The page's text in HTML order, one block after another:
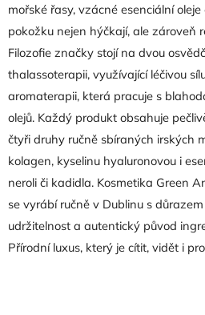
mořské řasy, vzácné esenciální
pokožku nejen hýčkají, ale zároveň
Filozofie značky stojí na dvou
thalassoterapii, využívající léčivou
aromaterapii, která pracuje s
olejů. Každý produkt obsahuje
čtyři druhy ručně sbíraných irských
kolagen, kyselinu hyaluronovou i
neroli či kadidla. Kosmetika Green
se vyrábí ručně v Dublinu s
udržitelnost a autentický původ
Přírodní luxus, který je cítit, vidět i